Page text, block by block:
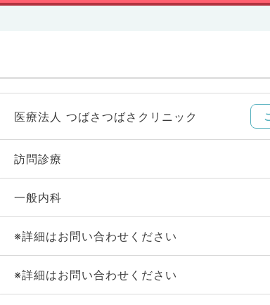
医療法人 つばさつばさクリニック
訪問診療
一般内科
※詳細はお問い合わせください
※詳細はお問い合わせください